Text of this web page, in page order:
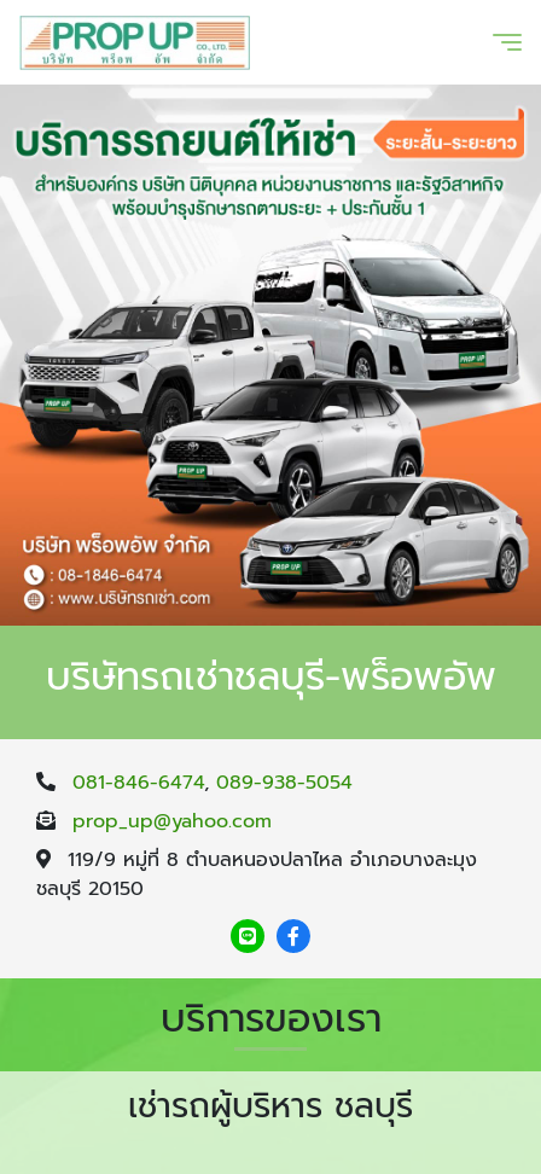
บริษัทรถเช่าชลบุรี-พร็อพอัพ
081-846-6474, 089-938-5054
prop_up@yahoo.com
119/9 หมู่ที่ 8 ตำบลหนองปลาไหล อำเภอบางละมุง
ชลบุรี 20150
บริการของเรา
เช่ารถผู้บริหาร ชลบุรี